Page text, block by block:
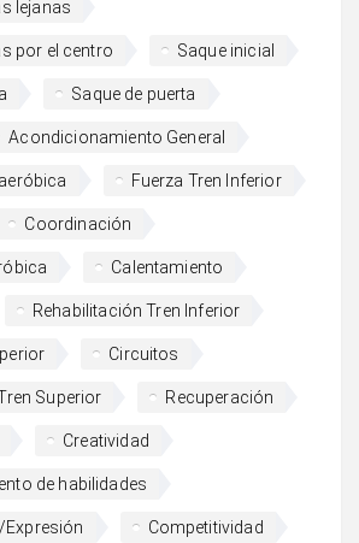
lejanas
por el centro Saque inicial
Saque de puerta
Acondicionamiento General
Fuerza Tren Inferior
Coordinación
Calentamiento
Rehabilitación Tren Inferior
Circuitos
Superior Recuperación
Creatividad
de habilidades
Competitividad